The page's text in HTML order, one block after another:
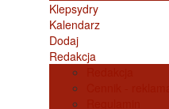
Klepsydry
Kalendarz
Dodaj
Redakcja